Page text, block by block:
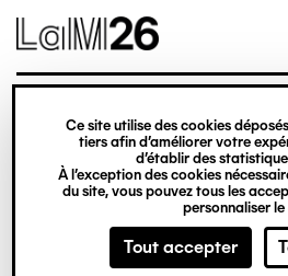
Gestion des cookies
Ce site utilise des cookies
tiers afin d’améliorer votre
d’établir des
À l’exception des cookies
du site, vous pouvez tous les
personnaliser
Tout accepter
contenu